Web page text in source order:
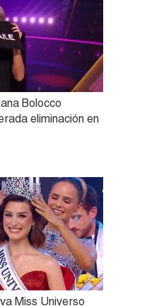
Bolocco
eliminación en
Miss Universo